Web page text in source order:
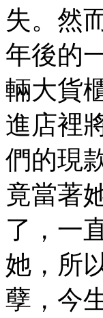
失。然
年後的
輛大貨
進店裡
們的現
竟當著
了，一
她，所
孽，今